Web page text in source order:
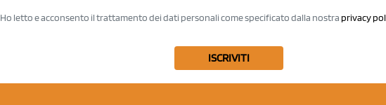
Ho letto e acconsento il trattamento dei dati personali come specificato dalla nostra privacy
ISCRIVITI